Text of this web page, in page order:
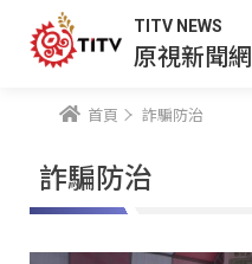
TITV NEWS
原視新聞網
首頁 詐騙防治
詐騙防治